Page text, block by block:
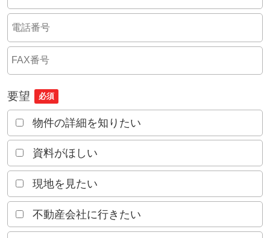
要望 必須
物件の詳細を知りたい
資料がほしい
現地を見たい
不動産会社に行きたい